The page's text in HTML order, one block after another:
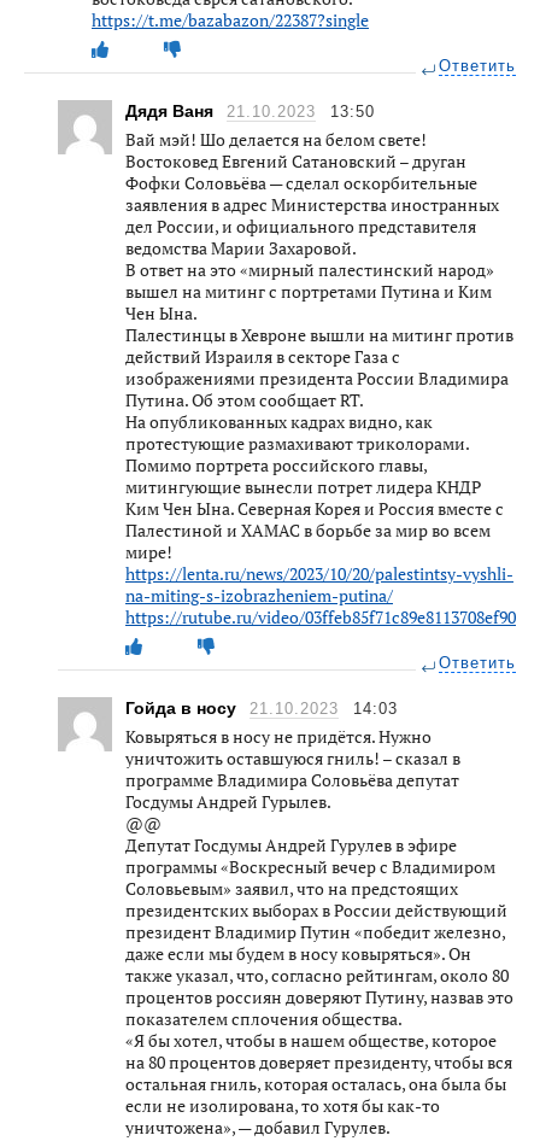
https://t.me/bazabazon/22387?single
Ответить
Дядя Ваня 21.10.2023 13:50
Вай мэй! Шо делается на белом свете!
Востоковед Евгений Сатановский – друган
Фофки Соловьёва — сделал оскорбительные
заявления в адрес Министерства иностранных
дел России, и официального представителя
ведомства Марии Захаровой.
В ответ на это «мирный палестинский народ»
вышел на митинг с портретами Путина и Ким
Чен Ына.
Палестинцы в Хевроне вышли на митинг против
действий Израиля в секторе Газа с
изображениями президента России Владимира
Путина. Об этом сообщает RT.
На опубликованных кадрах видно, как
протестующие размахивают триколорами.
Помимо портрета российского главы,
митингующие вынесли потрет лидера КНДР
Ким Чен Ына. Северная Корея и Россия вместе с
Палестиной и ХАМАС в борьбе за мир во всем
мире!
https://lenta.ru/news/2023/10/20/palestintsy-vyshli-
na-miting-s-izobrazheniem-putina/
https://rutube.ru/video/
Ответить
Гойда в носу 21.10.2023 14:03
Ковыряться в носу не придётся. Нужно
уничтожить оставшуюся гниль! – сказал в
программе Владимира Соловьёва депутат
Госдумы Андрей Гурылев.
@@
Депутат Госдумы Андрей Гурулев в эфире
программы «Воскресный вечер с Владимиром
Соловьевым» заявил, что на предстоящих
президентских выборах в России действующий
президент Владимир Путин «победит железно,
даже если мы будем в носу ковыряться». Он
также указал, что, согласно рейтингам, около 80
процентов россиян доверяют Путину, назвав это
показателем сплочения общества.
«Я бы хотел, чтобы в нашем обществе, которое
на 80 процентов доверяет президенту, чтобы вся
остальная гниль, которая осталась, она была бы
если не изолирована, то хотя бы как-то
уничтожена», — добавил Гурулев.